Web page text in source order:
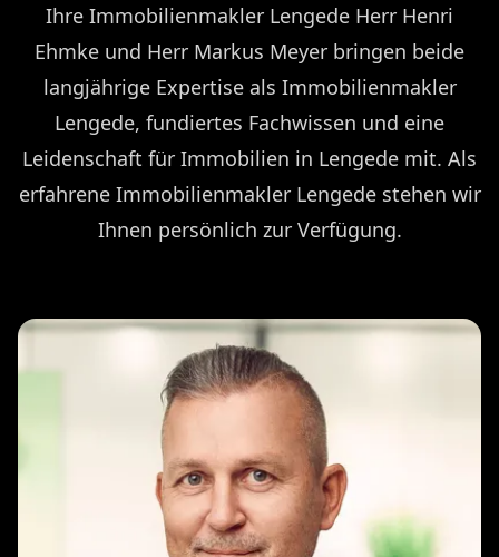
Ihre Immobilienmakler Lengede Herr Henri
Ehmke und Herr Markus Meyer bringen beide
langjährige Expertise als Immobilienmakler
Lengede, fundiertes Fachwissen und eine
Leidenschaft für Immobilien in Lengede mit. Als
erfahrene Immobilienmakler Lengede stehen wir
Ihnen persönlich zur Verfügung.